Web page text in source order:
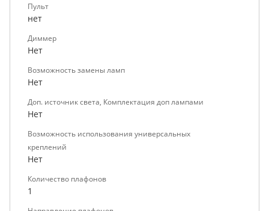
Пульт
нет
Диммер
Нет
Возможность замены ламп
Нет
Доп. источник света, Комплектация доп лампами
Нет
Возможность использования универсальных
креплений
Нет
Количество плафонов
1